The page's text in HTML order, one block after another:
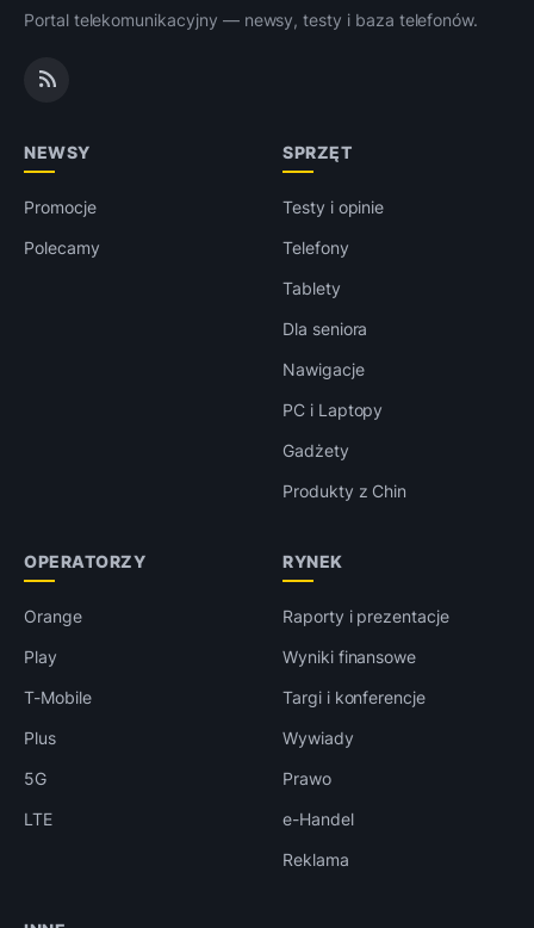
Portal telekomunikacyjny — newsy, testy i baza telefonów.
NEWSY
Promocje
Polecamy
SPRZĘT
Testy i opinie
Telefony
Tablety
Dla seniora
Nawigacje
PC i Laptopy
Gadżety
Produkty z Chin
OPERATORZY
Orange
Play
T-Mobile
Plus
5G
LTE
RYNEK
Raporty i prezentacje
Wyniki finansowe
Targi i konferencje
Wywiady
Prawo
e-Handel
Reklama